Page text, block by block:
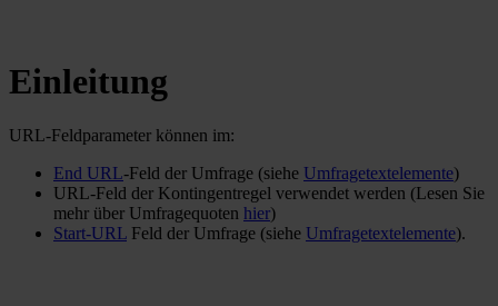
Einleitung
URL-Feldparameter können im:
End URL-Feld der Umfrage (siehe Umfragetextelemente)
URL-Feld der Kontingentregel verwendet werden (Lesen Sie
mehr über Umfragequoten hier)
Start-URL Feld der Umfrage (siehe Umfragetextelemente).